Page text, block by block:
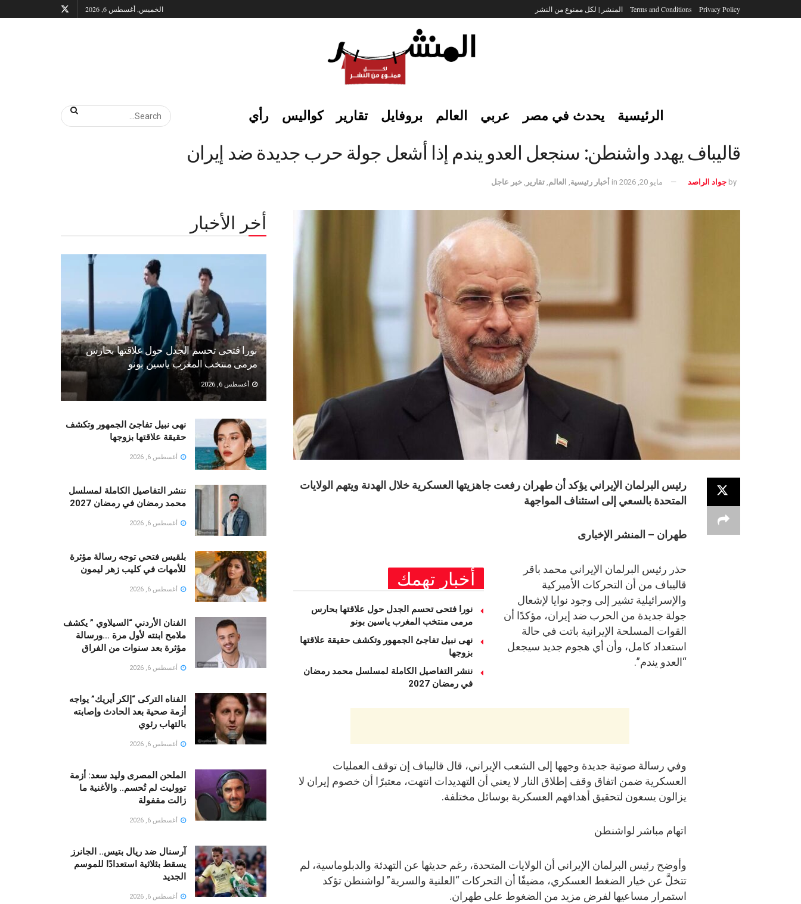
Privacy Policy
Terms and Conditions المنشر | لكل ممنوع من النشر الخميس, أغسطس 6, 2026
الرئيسية يحدث في مصر عربي العالم بروفايل تقارير كواليس رأي
قاليباف يهدد واشنطن: سنجعل العدو يندم إذا أشعل جولة حرب جديدة ضد إيران
by جواد الراصد مايو 20, 2026 in أخبار رئيسية العالم تقارير خبر عاجل
رئيس البرلمان الإيراني يؤكد أن طهران رفعت جاهزيتها العسكرية خلال الهدنة ويتهم الولايات
المتحدة بالسعي إلى استئناف المواجهة
طهران – المنشر الإخبارى
أخبار تهمك
نورا فتحى تحسم الجدل حول علاقتها بحارس
مرمى منتخب المغرب ياسين بونو ‏
نهى نبيل تفاجئ الجمهور وتكشف حقيقة علاقتها
بزوجها
ننشر التفاصيل الكاملة لمسلسل محمد رمضان
في رمضان 2027
حذر رئيس البرلمان الإيراني محمد باقر
قاليباف من أن التحركات الأميركية
والإسرائيلية تشير إلى وجود نوايا لإشعال
جولة جديدة من الحرب ضد إيران، مؤكدًا أن
القوات المسلحة الإيرانية باتت في حالة
استعداد كامل، وأن أي هجوم جديد سيجعل
“العدو يندم”.
وفي رسالة صوتية جديدة وجهها إلى الشعب الإيراني، قال قاليباف إن توقف العمليات
العسكرية ضمن اتفاق وقف إطلاق النار لا يعني أن التهديدات انتهت، معتبرًا أن خصوم إيران لا
يزالون يسعون لتحقيق أهدافهم العسكرية بوسائل مختلفة.
اتهام مباشر لواشنطن
وأوضح رئيس البرلمان الإيراني أن الولايات المتحدة، رغم حديثها عن التهدئة والدبلوماسية، لم
تتخلَّ عن خيار الضغط العسكري، مضيفًا أن التحركات “العلنية والسرية” لواشنطن تؤكد
استمرار مساعيها لفرض مزيد من الضغوط على طهران.
أخر الأخبار
نورا فتحى تحسم الجدل حول علاقتها بحارس
مرمى منتخب المغرب ياسين بونو ‏
أغسطس 6, 2026
نهى نبيل تفاجئ الجمهور وتكشف
حقيقة علاقتها بزوجها
أغسطس 6, 2026
ننشر التفاصيل الكاملة لمسلسل
محمد رمضان في رمضان 2027
أغسطس 6, 2026
بلقيس فتحي توجه رسالة مؤثرة
للأمهات في كليب زهر ليمون ‏
أغسطس 6, 2026
الفنان الأردني “السيلاوي ” يكشف
ملامح ابنته لأول مرة …ورسالة
مؤثرة بعد سنوات من الفراق
أغسطس 6, 2026
الفناه التركى “إلكر أيريك” يواجه
أزمة صحية بعد الحادث وإصابته
بالتهاب رئوي
أغسطس 6, 2026
الملحن المصرى وليد سعد: أزمة
تووليت لم تُحسم.. والأغنية ما
زالت مقفولة
أغسطس 6, 2026
آرسنال ضد ريال بتيس.. الجانرز
يسقط بثلاثية استعدادًا للموسم
الجديد
أغسطس 6, 2026